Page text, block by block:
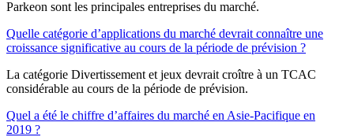
Parkeon sont les principales entreprises du marché.
Quelle catégorie d’applications du marché devrait connaître une
croissance significative au cours de la période de prévision ?
La catégorie Divertissement et jeux devrait croître à un TCAC
considérable au cours de la période de prévision.
Quel a été le chiffre d’affaires du marché en Asie-Pacifique en
2019 ?